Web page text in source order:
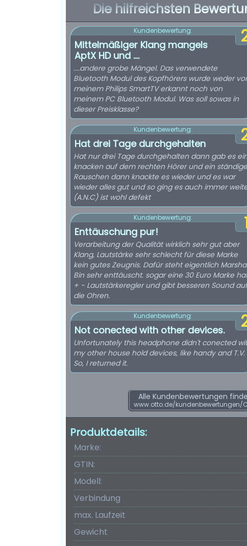
Die hilfreichsten
Kundenbewertung:
Mittelmäßiger Klang mangels
AptX HD und ....
....andere grobe Mängel. Das verwendete
Bluetooth Modul des Kopfhörers wurde weder
meinem Philips SmartTV erkannt noch von
meinem PC Bluetooth Modul. Was soll sowas in
dieser Preisklasse?
Kundenbewertung:
Hat drei Tage durchgehalten
Hat nur drei Tage durchgehalten dann gab es
knacken auf dem rechten Hörer und ein
Rauschen dann knackte es wieder und es war
wieder alles gut und so ging es auch immer
(A.N.C) ist wohl defekt
Kundenbewertung:
Enttäuschung pur!
Verarbeitung der Qualität wirklich sehr gut aber
Klang, Lautstärke sehr schlecht für diese Marke
kein gutes Zeugnis. Dafür steht eigentlich
Bin sehr enttäuscht. sogar eine 30 Euro Marke
+ - Lautstärkeregler und gibt besseren Sound auf
die Ohren.
Kundenbewertung:
Not conected with other devices.
Unfortunately this headphone didn't conected
my other house hold devices, like handy and T.V.
So, I returned it.
Alle Kundenbewertungen
www.otto.de/kundenbewertungen/
Produktdetails:
Marke:
GTIN:
Modell:
Verbindung
max. Laufzeit
Gewicht